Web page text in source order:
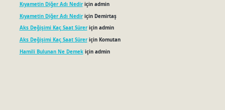
Kıyametin Diğer Adı Nediriçin admin
Kıyametin Diğer Adı Nediriçin Demirtaş
Aks Değişimi Kaç Saat Süreriçin admin
Aks Değişimi Kaç Saat Süreriçin Komutan
Hamili Bulunan Ne Demekiçin admin